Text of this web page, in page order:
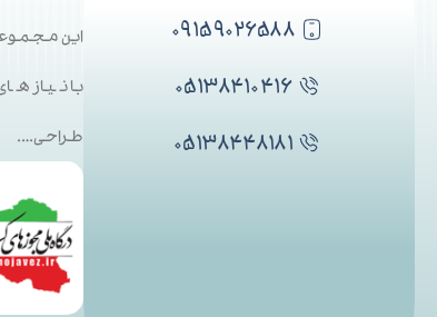
۰۹۱۵۹۰۲۶۵۸۸
۰۵۱۳۸۴۱۰۴۱۶
۰۵۱۳۸۴۴۸۱۸۱
این
با نیاز
طراحی….